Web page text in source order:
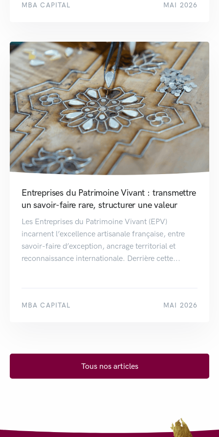
MBA CAPITAL MAI 2026
Entreprises du Patrimoine Vivant : transmettre
un savoir-faire rare, structurer une valeur
Les Entreprises du Patrimoine Vivant (EPV)
incarnent l’excellence artisanale française, entre
savoir-faire d’exception, ancrage territorial et
reconnaissance internationale. Derrière cette...
MBA CAPITAL MAI 2026
Tous nos articles